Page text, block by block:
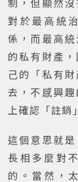
對於最高統
係，而最高
的私有財產
己的「私有
去，不感興
上確認「註銷
這個意思就
長相多麼對
的。當然，